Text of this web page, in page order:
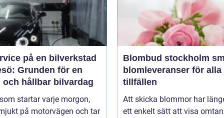
på en bilverkstad
Grunden för en
och hållbar bilvardag
startar varje morgon,
på motorvägen och tar
Blombud stockholm smidiga
blomleveranser för alla
tillfällen
Att skicka blommor har
ett enkelt sätt att visa